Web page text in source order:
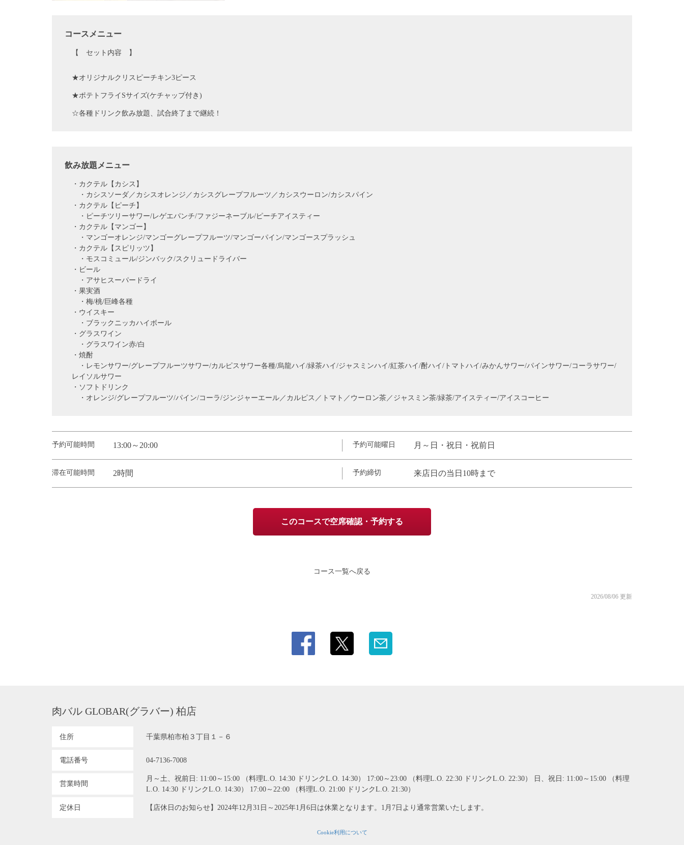
コースメニュー
【 セット内容 】
★オリジナルクリスピーチキン3ピース
★ポテトフライSサイズ(ケチャップ付き)
☆各種ドリンク飲み放題、試合終了まで継続！
飲み放題メニュー
・カクテル【カシス】
・カシスソーダ／カシスオレンジ／カシスグレープフルーツ／カシスウーロン/カシスパイン
・カクテル【ピーチ】
・ピーチツリーサワー/レゲエパンチ/ファジーネーブル/ピーチアイスティー
・カクテル【マンゴー】
・マンゴーオレンジ/マンゴーグレープフルーツ/マンゴーパイン/マンゴースプラッシュ
・カクテル【スピリッツ】
・モスコミュール/ジンバック/スクリュードライバー
・ビール
・アサヒスーパードライ
・果実酒
・梅/桃/巨峰各種
・ウイスキー
・ブラックニッカハイボール
・グラスワイン
・グラスワイン赤/白
・焼酎
・レモンサワー/グレープフルーツサワー/カルピスサワー各種/烏龍ハイ/緑茶ハイ/ジャスミンハイ/紅茶ハイ/酎ハイ/トマトハイ/みかんサワー/パインサワー/コーラサワー/
レイソルサワー
・ソフトドリンク
・オレンジ/グレープフルーツ/パイン/コーラ/ジンジャーエール／カルピス／トマト／ウーロン茶／ジャスミン茶/緑茶/アイスティー/アイスコーヒー
予約可能時間 13:00～20:00 予約可能曜日 月～日・祝日・祝前日
滞在可能時間 2時間 予約締切 来店日の当日10時まで
このコースで空席確認・予約する
コース一覧へ戻る
2026/08/06 更新
肉バル GLOBAR(グラバー) 柏店
住所 千葉県柏市柏３丁目１－６
電話番号 04-7136-7008
営業時間
月～土、祝前日: 11:00～15:00 （料理L.O. 14:30 ドリンクL.O. 14:30） 17:00～23:00 （料理L.O. 22:30 ドリンクL.O. 22:30） 日、祝日: 11:00～15:00 （料理
L.O. 14:30 ドリンクL.O. 14:30） 17:00～22:00 （料理L.O. 21:00 ドリンクL.O. 21:30）
定休日 【店休日のお知らせ】2024年12月31日～2025年1月6日は休業となります。1月7日より通常営業いたします。
Cookie利用について